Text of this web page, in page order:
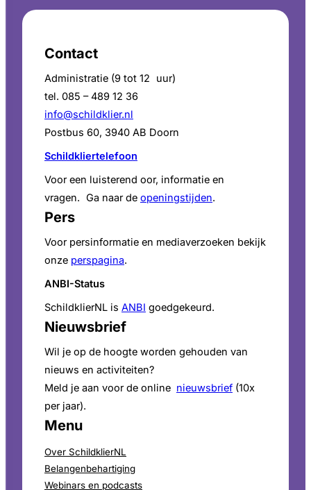
Contact
Administratie (9 tot 12 uur)
tel. 085 – 489 12 36
info@schildklier.nl
Postbus 60, 3940 AB Doorn
Schildkliertelefoon
Voor een luisterend oor, informatie en
vragen. Ga naar de openingstijden.
Pers
Voor persinformatie en mediaverzoeken bekijk
onze perspagina.
ANBI-Status
SchildklierNL is ANBI goedgekeurd.
Nieuwsbrief
Wil je op de hoogte worden gehouden van
nieuws en activiteiten?
Meld je aan voor de online nieuwsbrief (10x
per jaar).
Menu
Over SchildklierNL
Belangenbehartiging
Webinars en podcasts